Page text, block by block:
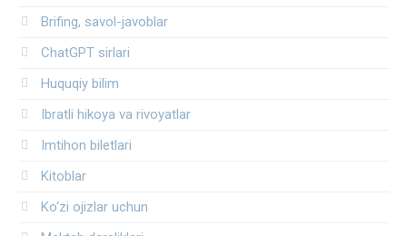
Brifing, savol-javoblar
ChatGPT sirlari
Huquqiy bilim
Ibratli hikoya va rivoyatlar
Imtihon biletlari
Kitoblar
Ko‘zi ojizlar uchun